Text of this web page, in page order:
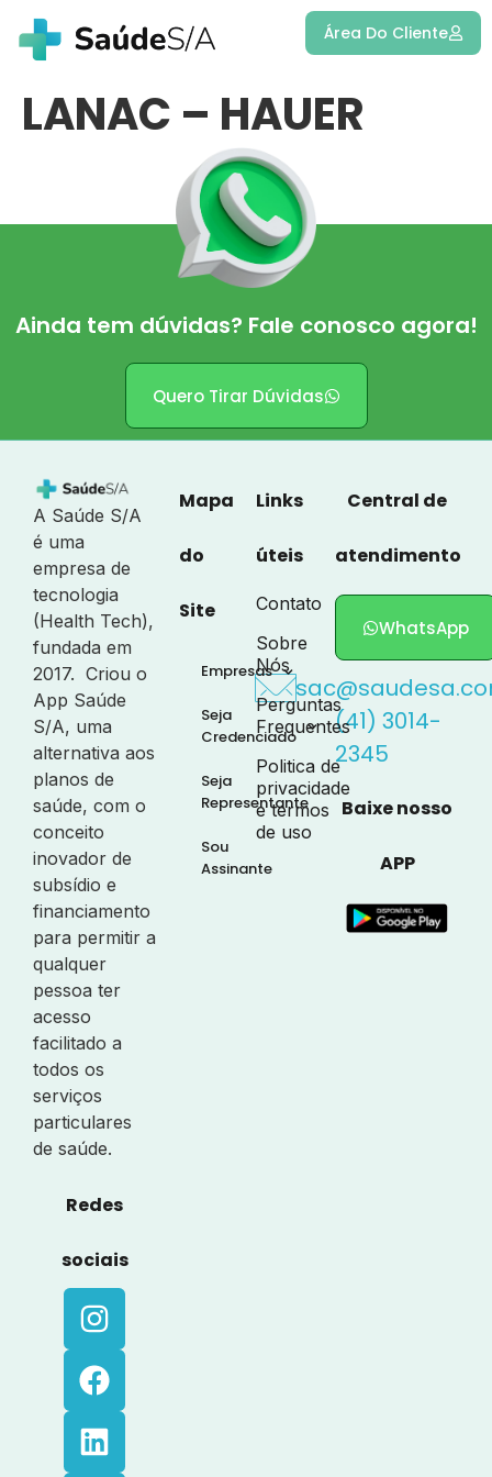
Área Do Cliente
LANAC – HAUER
Ainda tem dúvidas? Fale conosco agora!
Quero Tirar Dúvidas
A Saúde S/A
é uma
empresa de
tecnologia
(Health Tech),
fundada em
2017. Criou o
App Saúde
S/A, uma
alternativa aos
planos de
saúde, com o
conceito
inovador de
subsídio e
financiamento
para permitir a
qualquer
pessoa ter
acesso
facilitado a
todos os
serviços
particulares
de saúde.
Redes
sociais
Mapa
do
Site
Empresas
Seja
Credenciado
Seja
Representante
Sou
Assinante
Links
úteis
Contato
Sobre
Nós
Perguntas
Frequentes
Politica de
privacidade
e termos
de uso
Central de
atendimento
WhatsApp
(41) 3014-
2345
Baixe nosso
APP